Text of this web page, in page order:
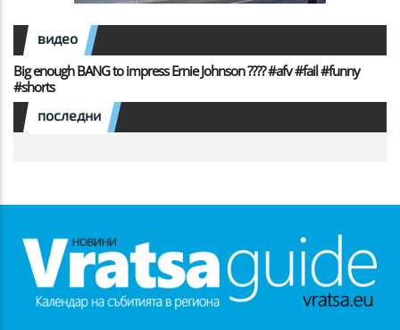
видео
Big enough BANG to impress Ernie Johnson ???? #afv #fail #funny
#shorts
последни